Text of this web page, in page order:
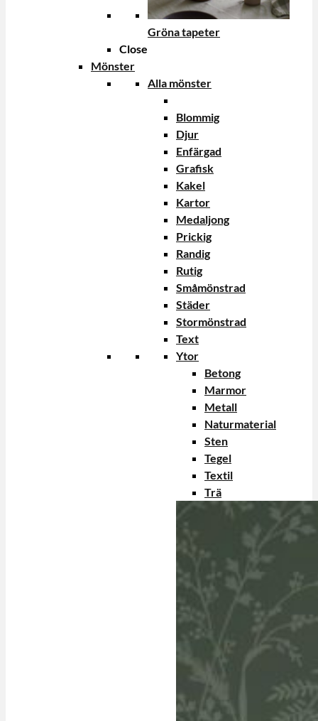
Gröna tapeter
Close
Mönster
Alla mönster
Blommig
Djur
Enfärgad
Grafisk
Kakel
Kartor
Medaljong
Prickig
Randig
Rutig
Småmönstrad
Städer
Stormönstrad
Text
Ytor
Betong
Marmor
Metall
Naturmaterial
Sten
Tegel
Textil
Trä